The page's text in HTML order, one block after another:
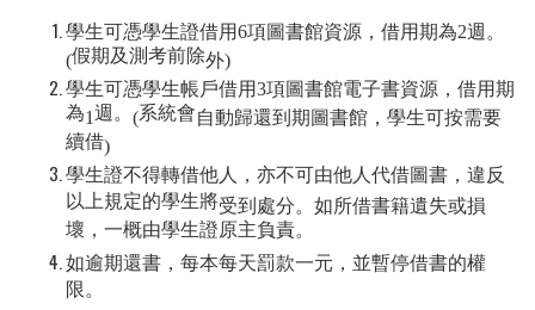
學生可憑學生證借用6項圖書館資源，借用期為2週。
(假期及測考前除外)
學生可憑學生帳戶借用3項圖書館電子書資源，借用期
為1週。 (系統會自動歸還到期圖書館，學生可按需要
續借)
學生證不得轉借他人，亦不可由他人代借圖書，違反
以上規定的學生將受到處分。如所借書籍遺失或損
壞，一概由學生證原主負責。
如逾期還書，每本每天罰款一元，並暫停借書的權
限。